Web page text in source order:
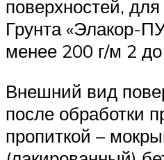
поверхностей,
Грунта «Элакор-
менее 200 г/м 2
Внешний вид
после обработки
пропиткой –